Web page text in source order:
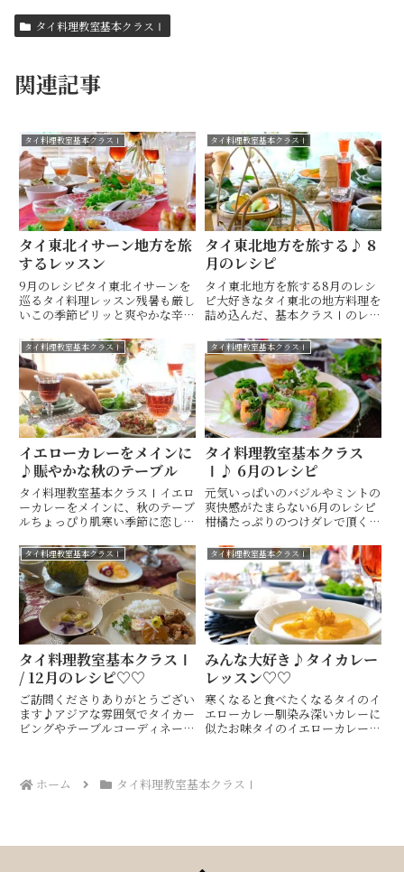
タイ料理教室基本クラスⅠ
関連記事
タイ料理教室基本クラスⅠ
タイ東北イサーン地方を旅
するレッスン
9月のレシピタイ東北イサーンを
巡るタイ料理レッスン⁡⁡残暑も厳し
いこの季節ピリッと爽やかな辛さ
もスッキリサッパリ⁡⁡誰もが美味し
い！と唸る、イサーン地方の代表
メニュー何度食べても、もちろん
いつ食べても美味しい〜...
タイ料理教室基本クラスⅠ
タイ東北地方を旅する♪ 8
月のレシピ
タイ東北地方を旅する8月のレシ
ピ大好きなタイ東北の地方料理を
詰め込んだ、基本クラスⅠのレッ
ナスと豚挽肉のディップナムプリ
ック マクア ヤーオ❁︎青菜の卵焼
きカイヂァオ❁︎ココナッツのプデ
ィングカノム トゥア...
タイ料理教室基本クラスⅠ
イエローカレーをメインに
♪賑やかな秋のテーブル
タイ料理教室基本クラスⅠイエロ
ーカレーをメインに、秋のテーブ
ルちょっぴり肌寒い季節に恋しく
ーレッド、グリーンと共に、日本
でも人気の高いイエローカレー市
内でもイエローカレーペーストは
気軽に買えますが、意外に飲食
店...
タイ料理教室基本クラスⅠ
タイ料理教室基本クラス
Ⅰ♪ 6月のレシピ
元気いっぱいのバジルやミントの
爽快感がたまらない6月のレシピ
柑橘たっぷりのつけダレで頂く、
きの名前は、クイティアオ ルイ
スワンクイティアオ・・米麺ルイ
スワン・・庭をのんびりと散歩し
ているなんとも不思議な名前...
タイ料理教室基本クラスⅠ
タイ料理教室基本クラスⅠ
/ 12月のレシピ♡♡
ご訪問くださりありがとうござい
ます♪アジアな雰囲気でタイカー
ビングやテーブルコーディネート
マヒロコ)です(^^)キッチンス
タイ料理教室基本クラスⅠ
みんな大好き♪タイカレー
レッスン♡♡
寒くなると食べたくなるタイのイ
エローカレー馴染み深いカレーに
似たお味タイのイエローカレーシ
カレーペーストのおかげ調味料も
ホーム タイ料理教室基本クラスⅠ